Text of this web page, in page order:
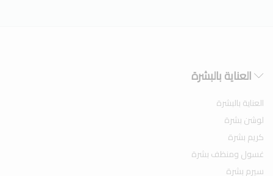
العناية بالبشرة
العناية بالبشرة
لوشن بشرة
كريم بشرة
غسول ومنظف بشرة
سيرم بشرة